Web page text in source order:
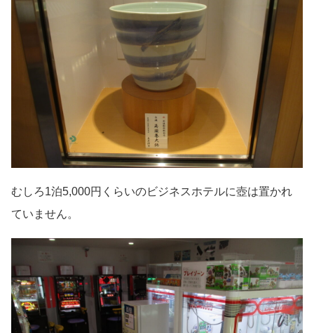
むしろ1泊5,000円くらいのビジネスホテルに壺は置かれ
ていません。